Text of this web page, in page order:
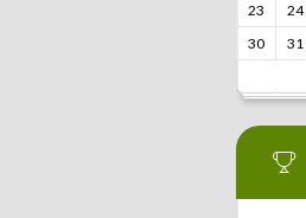
23
24
30
31